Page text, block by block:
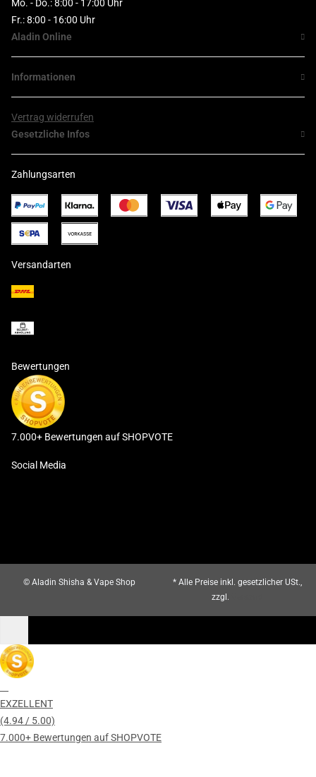
Mo. - Do.: 8:00 - 17:00 Uhr
Fr.: 8:00 - 16:00 Uhr
Aladin Online
Informationen
Vertrag widerrufen
Gesetzliche Infos
Zahlungsarten
Versandarten
Bewertungen
7.000+ Bewertungen auf SHOPVOTE
Social Media
© Aladin Shisha & Vape Shop
* Alle Preise inkl. gesetzlicher USt.,
zzgl.
EXZELLENT
(4.94 / 5.00)
7.000+ Bewertungen auf SHOPVOTE